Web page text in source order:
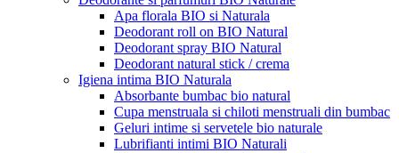
Apa florala BIO si Naturala
Deodorant roll on BIO Natural
Deodorant spray BIO Natural
Deodorant natural stick / crema
Igiena intima BIO Naturala
Absorbante bumbac bio natural
Cupa menstruala si chiloti menstruali din bumbac
Geluri intime si servetele bio naturale
Lubrifianti intimi BIO Naturali